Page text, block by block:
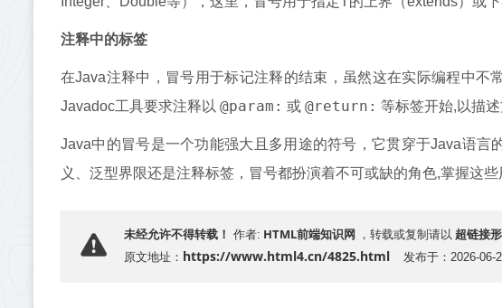
注释中的标签
在Java注释中，冒号用于标记注释的结束，虽然这在实际编程中不
Javadoc工具要求注释以 @param: 或 @return: 等标签开始,以描
Java中的冒号是一个功能强大且多用途的符号，它贯穿于Java语言
义、泛型界限还是注释标签，冒号都扮演着不可或缺的角色,掌握这
未经允许不得转载！ 作者: HTML前端知识网 ，转载或复制请以 超链接
原文地址： https://www.html4.cn/4825.html 发布于：2026-06-